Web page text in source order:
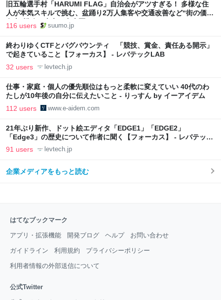
旧五輪選手村「HARUMI FLAG」自治会がアツすぎる！ 多様な住
人が本気スキルで挑む、盆踊り2万人集客や交通改善など“街の価値
向上”戦略 東京・中央区
116 users suumo.jp
終わりゆくCTFとバグバウンティ 「競技、賞金、責任ある開示」
で起きていること【フォーカス】 - レバテックLAB
32 users levtech.jp
仕事・家庭・個人の優先順位はもっと柔軟に変えていい 40代のわ
たしが10年後の自分に伝えたいこと - りっすん by イーアイデム
112 users www.e-aidem.com
21年ぶり新作、ドット絵エディタ「EDGE1」「EDGE2」
「Edge3」の歴史について作者に聞く【フォーカス】 - レバテック
LAB
91 users levtech.jp
企業メディアをもっと読む
はてなブックマーク
アプリ・拡張機能 開発ブログ ヘルプ お問い合わせ
ガイドライン 利用規約 プライバシーポリシー
利用者情報の外部送信について
公式Twitter